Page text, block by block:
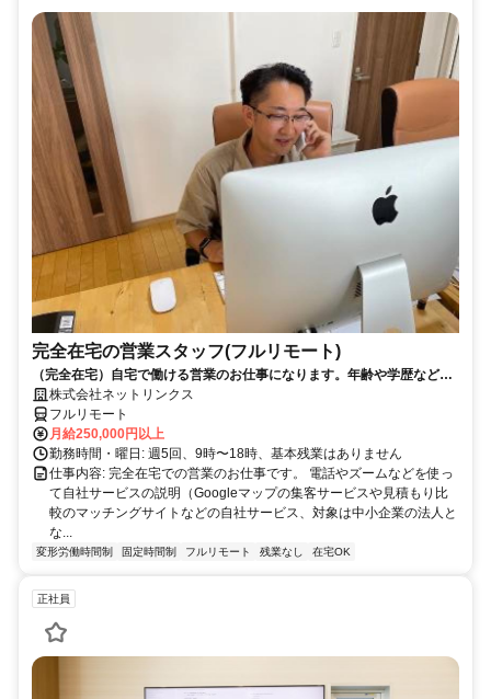
完全在宅の営業スタッフ(フルリモート)
（完全在宅）自宅で働ける営業のお仕事になります。年齢や学歴など問
いません。
株式会社ネットリンクス
フルリモート
月給250,000円以上
勤務時間・曜日: 週5回、9時〜18時、基本残業はありません
仕事内容: 完全在宅での営業のお仕事です。 電話やズームなどを使っ
て自社サービスの説明（Googleマップの集客サービスや見積もり比
較のマッチングサイトなどの自社サービス、対象は中小企業の法人と
な...
変形労働時間制 固定時間制 フルリモート 残業なし 在宅OK
正社員